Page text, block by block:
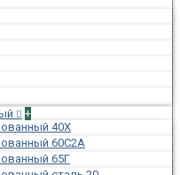
+
40Х
60С2А
65Г